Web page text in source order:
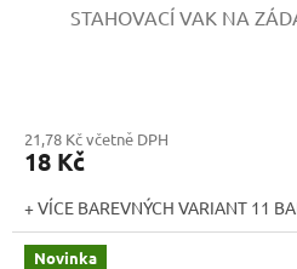
STAHOVACÍ VAK NA
21,78 Kč včetně DPH
18 Kč
+ VÍCE BAREVNÝCH VARIANT 11
Novinka